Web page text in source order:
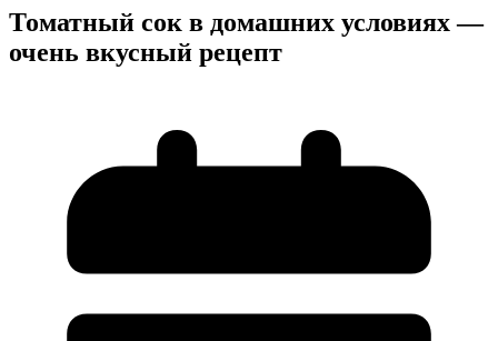
Томатный сок в домашних условиях —
очень вкусный рецепт